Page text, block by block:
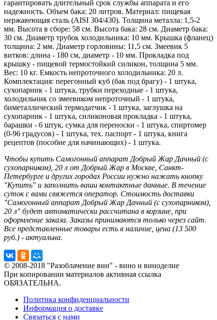
гарантировать длительный срок службы аппарата и его
надежность. Объем бака: 20 литров. Материал: пищевая
нержавеющая сталь (AISI 304/430). Толщина металла: 1,5-2
мм. Высота в сборе: 58 см. Высота бака: 28 см. Диаметр бака:
30 см. Диаметр трубок холодильника: 10 мм. Крышка (фланец)
толщина: 2 мм. Диаметр горловины: 11,5 см. Змеевик 5
витков: длина - 180 см, диаметр - 10 мм. Прокладка под
крышку - пищевой термостойкий силикон, толщина 5 мм.
Вес: 10 кг. Емкость непроточного холодильника: 20 л.
Комплектация: перегонный куб (бак под брагу) - 1 штука,
сухопарник - 1 штука, трубки переходные - 1 штука,
холодильник со змеевиком непроточный - 1 штука,
биметаллический термодатчик - 1 штука, заглушка на
сухопарник - 1 штука, силиконовая прокладка - 1 штука,
барашки - 6 штук, сумка для переноски - 1 штука, спиртомер
(0-96 градусов) - 1 штука, тех. паспорт - 1 штука, книга
рецептов (пособие для начинающих) - 1 штука.
Чтобы купить Самогонный аппарат Добрый Жар Дачный (с
сухопарником), 20 л от Добрый Жар в Москве, Санкт-
Петербурге и других городах России нужно нажать кнопку
"Купить" и заполнить ваши контактные данные. В течение
суток с вами свяжется оператор. Стоимость доставки
"Самогонный аппарат Добрый Жар Дачный (с сухопарником),
20 л" будет автоматически рассчитана в корзине, при
оформление заказа. Заказы принимаются только через сайт.
Все представленные товары есть в наличие, цена (13 500
руб.) - актуальна.
© 2008-2018 "Разоблачение вин" - вино и виноделие
При копировании материалов активная ссылка
ОБЯЗАТЕЛЬНА.
Политика конфиденциальности
Информация о доставке
Связаться с нами